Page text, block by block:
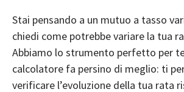
Stai pensando a un mutuo a tasso
chiedi come potrebbe variare la tua
Abbiamo lo strumento perfetto per
calcolatore fa persino di meglio: ti
verificare l’evoluzione della tua rata